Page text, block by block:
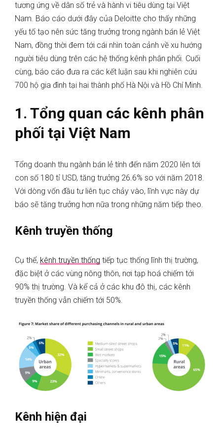
tương ứng về dân số trẻ và hành vi tiêu dùng tại Việt
Nam. Báo cáo dưới đây của Deloitte cho thấy những
yếu tố tạo nên sức tăng trưởng trong ngành bán lẻ Việt
Nam, đồng thời đem tới cái nhìn toàn cảnh về xu hướng
người tiêu dùng trên các hệ thống kênh phân phối. Cuối
cùng, báo cáo đưa ra các kết luận sau khi nghiên cứu
700 hộ gia đình tại hai thành phố Hà Nội và Hồ Chí Minh.
1. Tổng quan các kênh phân
phối tại Việt Nam
Tổng doanh thu ngành bán lẻ tính đến năm 2020 lên tới
con số 180 tỉ USD, tăng trưởng 26.6% so với năm 2018.
Với dòng vốn đầu tư liên tục chảy vào, lĩnh vực này dự
báo sẽ tăng trưởng hơn nữa trong những năm tiếp theo.
Kênh truyền thống
Cụ thể, kênh truyền thống tiếp tục thống lĩnh thị trường,
đặc biệt ở các vùng nông thôn, nơi tạp hoá chiếm tới
90% thị trường. Và kể cả ở các khu đô thị, các kênh
truyền thống vẫn chiếm tới 50%.
Kênh hiện đại